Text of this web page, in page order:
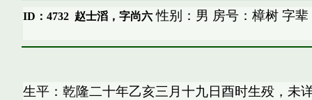
ID：4732 赵士滔，字尚六性别：男 房号：樟树 字辈
生平：乾隆二十年乙亥三月十九日酉时生殁，未